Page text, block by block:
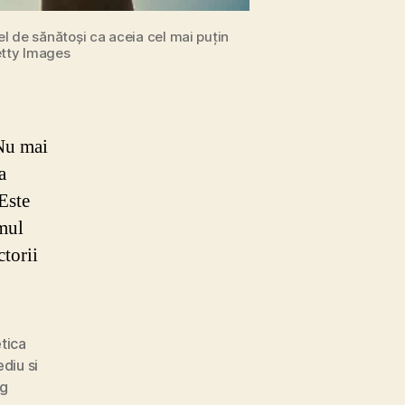
de sănătoși ca aceia cel mai puțin
Images
mai
si